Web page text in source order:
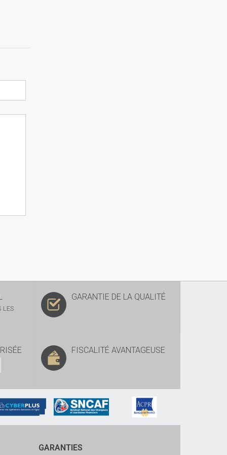
LES
GARANTIE DE LA QUALITÉ
FISCALITÉ AVANTAGEUSE
GARANTIES